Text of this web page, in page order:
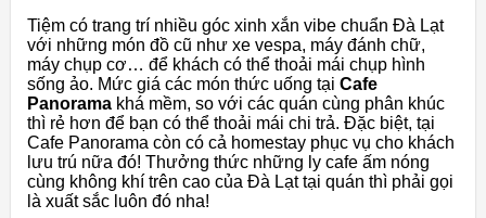
Tiệm có trang trí nhiều góc xinh xắn vibe chuẩn Đà Lạt
với những món đồ cũ như xe vespa, máy đánh chữ,
máy chụp cơ… để khách có thể thoải mái chụp hình
sống ảo. Mức giá các món thức uống tại Cafe
Panorama khá mềm, so với các quán cùng phân khúc
thì rẻ hơn để bạn có thể thoải mái chi trả. Đặc biệt, tại
Cafe Panorama còn có cả homestay phục vụ cho khách
lưu trú nữa đó! Thưởng thức những ly cafe ấm nóng
cùng không khí trên cao của Đà Lạt tại quán thì phải gọi
là xuất sắc luôn đó nha!